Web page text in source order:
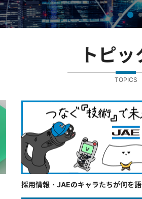
トピッ
TOPICS
採用情報・JAEのキャラたちが何を